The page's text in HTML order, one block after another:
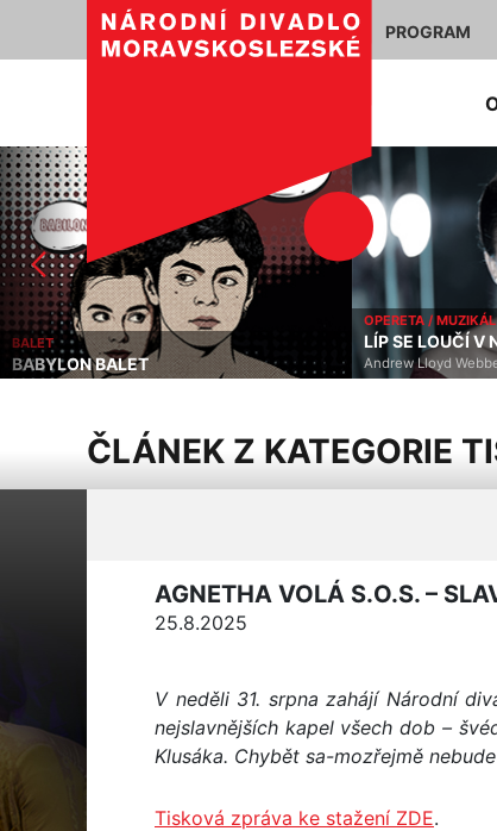
PROGRAM
BALET
BABYLON BALET
OPERETA / MUZIKÁL
LÍP SE LOUČÍ V
Andrew Lloyd
ČLÁNEK Z KATEGORIE
AGNETHA VOLÁ S.O.S. –
25.8.2025
V neděli 31. srpna zahájí Národní
nejslavnějších kapel všech dob –
Klusáka. Chybět sa-mozřejmě
Tisková zpráva ke stažení ZDE.